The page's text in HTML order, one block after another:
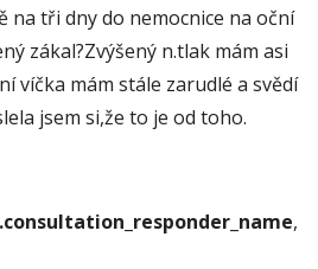
na tři dny do nemocnice na oční
zákal?Zvýšený n.tlak mám asi
víčka mám stále zarudlé a svědí
jsem si,že to je od toho.
,